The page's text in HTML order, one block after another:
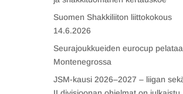
Suomen Shakkiliiton liittokokous
14.6.2026
Seurajoukkueiden eurocup
Montenegrossa
JSM-kausi 2026–2027 – liigan